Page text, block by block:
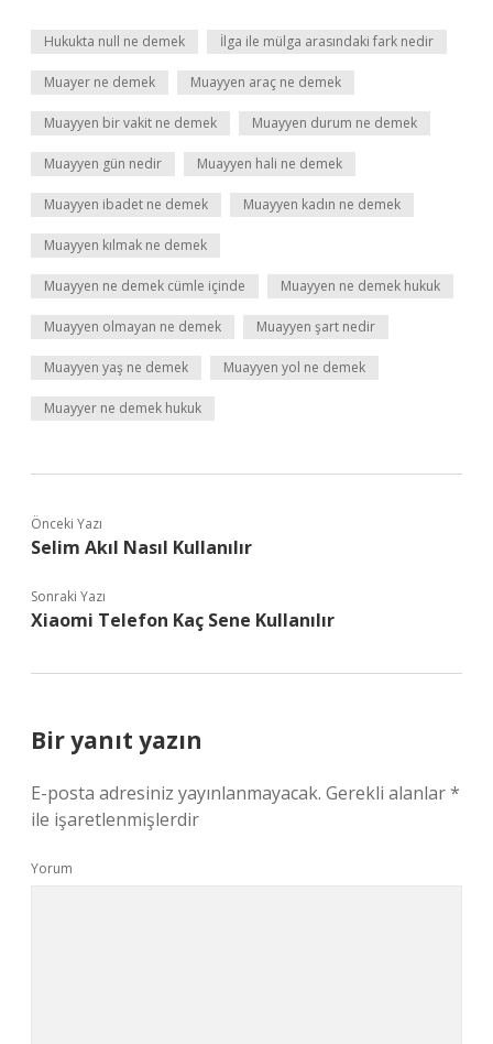
Hukukta null ne demek İlga ile mülga arasındaki fark nedir
Muayer ne demek Muayyen araç ne demek
Muayyen bir vakit ne demek Muayyen durum ne demek
Muayyen gün nedir Muayyen hali ne demek
Muayyen ibadet ne demek Muayyen kadın ne demek
Muayyen kılmak ne demek
Muayyen ne demek cümle içinde Muayyen ne demek hukuk
Muayyen olmayan ne demek Muayyen şart nedir
Muayyen yaş ne demek Muayyen yol ne demek
Muayyer ne demek hukuk
Önceki Yazı
Selim Akıl Nasıl Kullanılır
Sonraki Yazı
Xiaomi Telefon Kaç Sene Kullanılır
Bir yanıt yazın
E-posta adresiniz yayınlanmayacak. Gerekli alanlar*
ile işaretlenmişlerdir
Yorum